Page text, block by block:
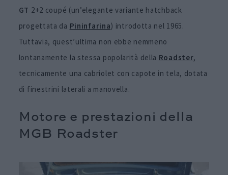
GT 2+2 coupé (un’elegante variante hatchback
progettata da Pininfarina) introdotta nel 1965.
Tuttavia, quest’ultima non ebbe nemmeno
lontanamente la stessa popolarità della Roadster,
tecnicamente una cabriolet con capote in tela, dotata
di finestrini laterali a manovella.
Motore e prestazioni della
MGB Roadster